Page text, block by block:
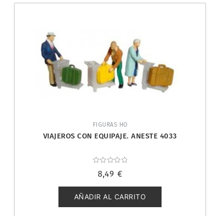
FIGURAS HO
VIAJEROS CON EQUIPAJE. ANESTE 4033
con
de
5
8,49 €
AÑADIR AL CARRITO